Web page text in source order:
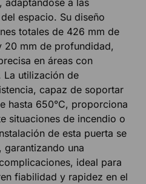
espacio. Su diseño
totales de 426 mm de
20 mm de profundidad,
en áreas con
La utilización de
capaz de soportar
hasta 650°C, proporciona
situaciones de incendio o
de esta puerta se
garantizando una
ideal para
fiabilidad y rapidez en el